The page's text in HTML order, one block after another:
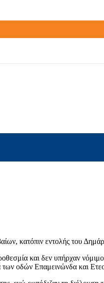
κατόπιν εντολής του
και δεν υπήρχαν
των οδών Επαμεινώνδα και